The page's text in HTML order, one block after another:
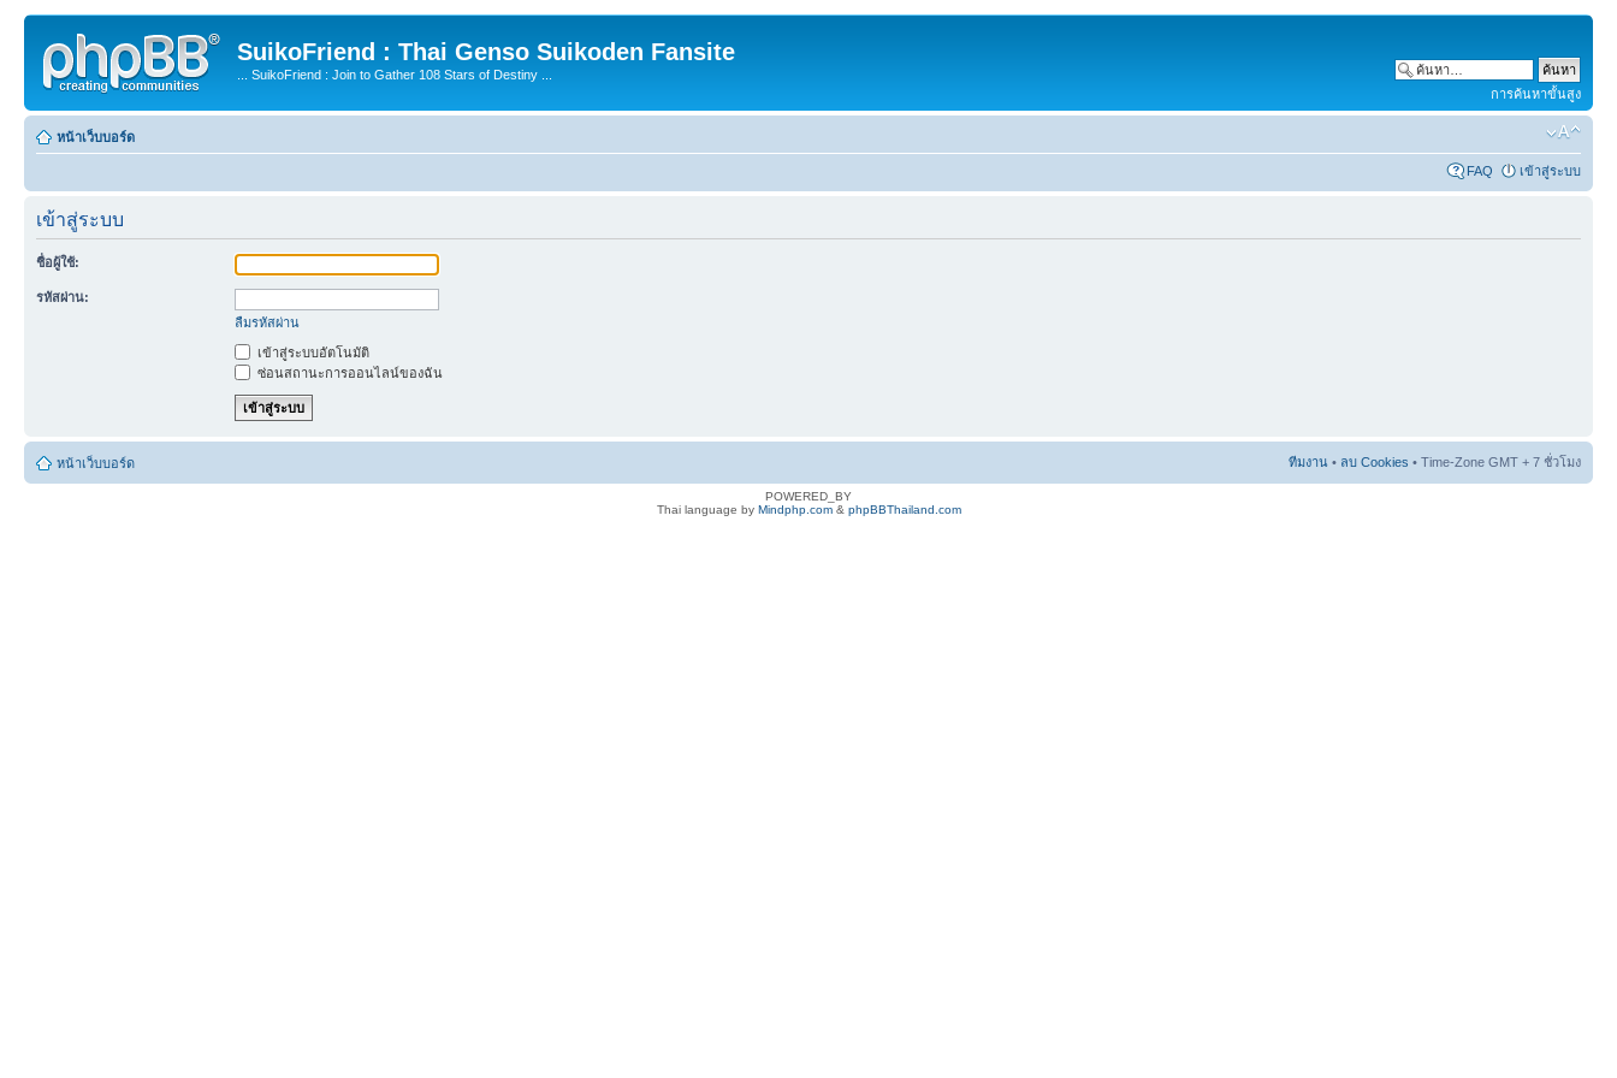
SuikoFriend : Thai Genso Suikoden Fansite
... SuikoFriend : Join to Gather 108 Stars of Destiny ...
การค้นหาขั้นสูง
หน้าเว็บบอร์ด
FAQ เข้าสู่ระบบ
เข้าสู่ระบบ
ชื่อผู้ใช้:
รหัสผ่าน:
ลืมรหัสผ่าน
เข้าสู่ระบบอัตโนมัติ
ซ่อนสถานะการออนไลน์ของฉัน
หน้าเว็บบอร์ด ทีมงาน • ลบ Cookies • Time-Zone GMT + 7 ชั่วโมง
POWERED_BY
Thai language by Mindphp.com& phpBBThailand.com